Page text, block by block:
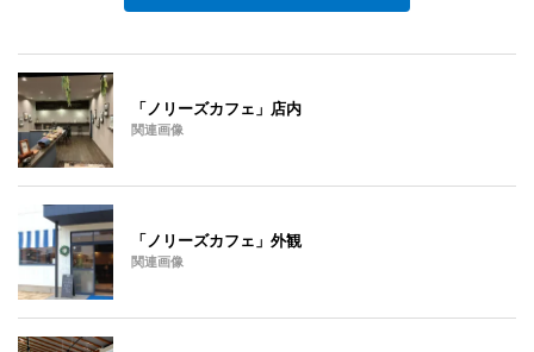
「ノリーズカフェ」店内
関連画像
「ノリーズカフェ」外観
関連画像